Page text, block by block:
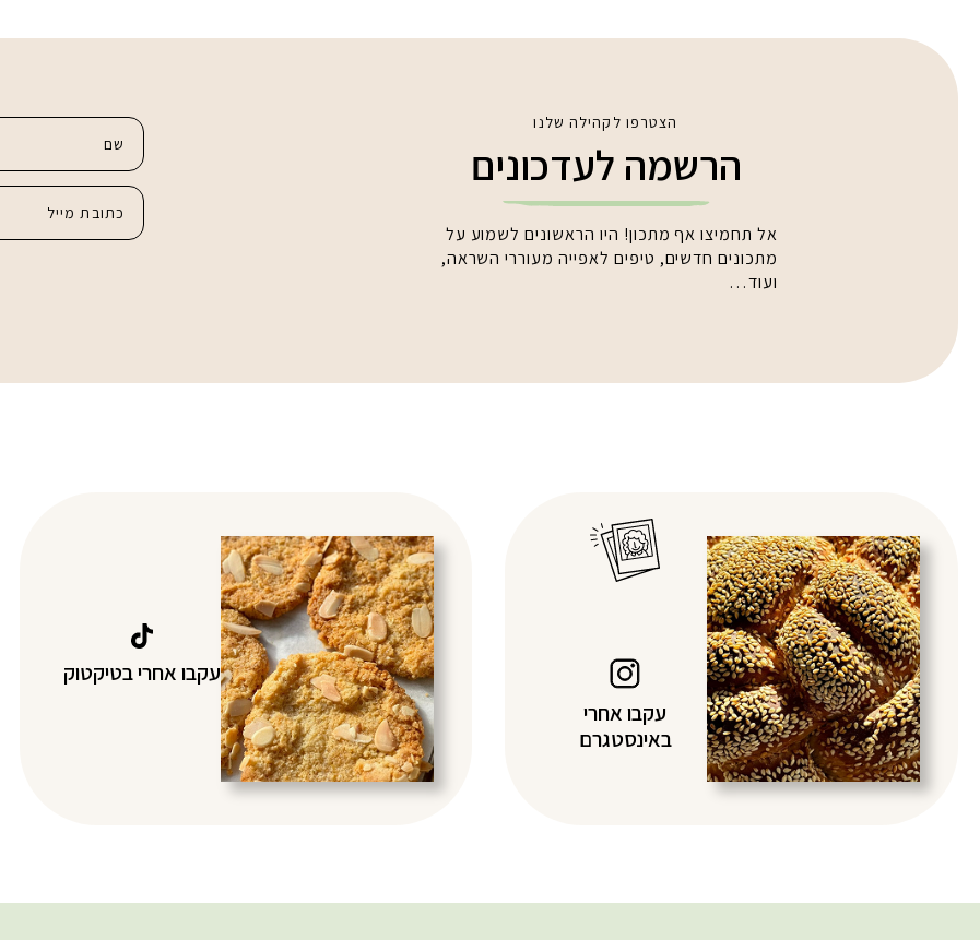
הצטרפו לקהילה שלנו
הרשמה לעדכונים
אל תחמיצו אף מתכון! היו הראשונים לשמוע על
מתכונים חדשים, טיפים לאפייה מעוררי השראה,
ועוד…
עקבו אחרי
באינסטגרם
עקבו אחרי בטיקטוק